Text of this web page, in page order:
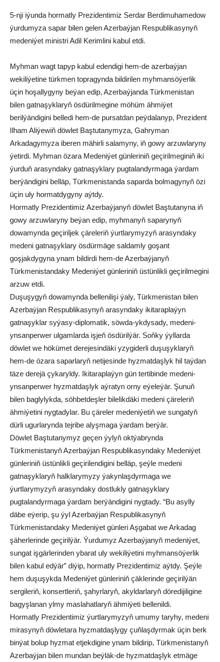
5-nji iýunda hormatly Prezidentimiz Serdar Berdimuhamedow
ýurdumyza sapar bilen gelen Azerbaýjan Respublikasynyň
medeniýet ministri Adil Kerimlini kabul etdi.
Myhman wagt tapyp kabul edendigi hem-de azerbaýjan
wekiliýetine türkmen topragynda bildirilen myhmansöýerlik
üçin hoşallygyny beýan edip, Azerbaýjanda Türkmenistan
bilen gatnaşyklaryň ösdürilmegine möhüm ähmiýet
berilýändigini belledi hem-de pursatdan peýdalanyp, Prezident
Ilham Aliýewiň döwlet Baştutanymyza, Gahryman
Arkadagymyza iberen mähirli salamyny, iň gowy arzuwlaryny
ýetirdi. Myhman özara Medeniýet günleriniň geçirilmeginiň iki
ýurduň arasyndaky gatnaşyklary pugtalandyrmaga ýardam
berýändigini belläp, Türkmenistanda saparda bolmagynyň özi
üçin uly hormatdygyny aýtdy.
Hormatly Prezidentimiz Azerbaýjanyň döwlet Baştutanyna iň
gowy arzuwlaryny beýan edip, myhmanyň saparynyň
dowamynda geçiriljek çäreleriň ýurtlarymyzyň arasyndaky
medeni gatnaşyklary ösdürmäge saldamly goşant
goşjakdygyna ynam bildirdi hem-de Azerbaýjanyň
Türkmenistandaky Medeniýet günleriniň üstünlikli geçirilmegini
arzuw etdi.
Duşuşygyň dowamynda bellenilişi ýaly, Türkmenistan bilen
Azerbaýjan Respublikasynyň arasyndaky ikitaraplaýyn
gatnaşyklar syýasy-diplomatik, söwda-ykdysady, medeni-
ynsanperwer ulgamlarda işjeň ösdürilýär. Soňky ýyllarda
döwlet we hökümet derejesindäki yzygiderli duşuşyklaryň
hem-de özara saparlaryň netijesinde hyzmatdaşlyk hil taýdan
täze derejä çykaryldy. Ikitaraplaýyn gün tertibinde medeni-
ynsanperwer hyzmatdaşlyk aýratyn orny eýeleýär. Şunuň
bilen baglylykda, söhbetdeşler bilelikdäki medeni çäreleriň
ähmiýetini nygtadylar. Bu çäreler medeniýetiň we sungatyň
dürli ugurlarynda tejribe alyşmaga ýardam berýär.
Döwlet Baştutanymyz geçen ýylyň oktýabrynda
Türkmenistanyň Azerbaýjan Respublikasyndaky Medeniýet
günleriniň üstünlikli geçirilendigini belläp, şeýle medeni
gatnaşyklaryň halklarymyzy ýakynlaşdyrmaga we
ýurtlarymyzyň arasyndaky dostlukly gatnaşyklary
pugtalandyrmaga ýardam berýändigini nygtady. “Bu asylly
däbe eýerip, şu ýyl Azerbaýjan Respublikasynyň
Türkmenistandaky Medeniýet günleri Aşgabat we Arkadag
şäherlerinde geçirilýär. Ýurdumyz Azerbaýjanyň medeniýet,
sungat işgärlerinden ybarat uly wekiliýetini myhmansöýerlik
bilen kabul edýär” diýip, hormatly Prezidentimiz aýtdy. Şeýle
hem duşuşykda Medeniýet günleriniň çäklerinde geçirilýän
sergileriň, konsertleriň, şahyrlaryň, akyldarlaryň döredijiligine
bagyşlanan ylmy maslahatlaryň ähmiýeti bellenildi.
Hormatly Prezidentimiz ýurtlarymyzyň umumy taryhy, medeni
mirasynyň döwletara hyzmatdaşlygy çuňlaşdyrmak üçin berk
binýat bolup hyzmat etjekdigine ynam bildirip, Türkmenistanyň
Azerbaýjan bilen mundan beýläk-de hyzmatdaşlyk etmäge